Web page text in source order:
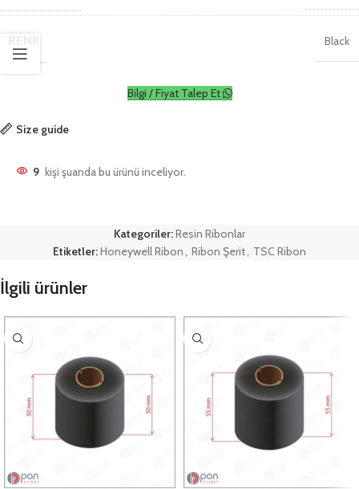
Black
Bilgi / Fiyat Talep Et
Size guide
9 kişi şuanda bu ürünü inceliyor.
Kategoriler:Resin Ribonlar
Etiketler:Honeywell Ribon, Ribon Şerit, TSC Ribon
İlgili ürünler